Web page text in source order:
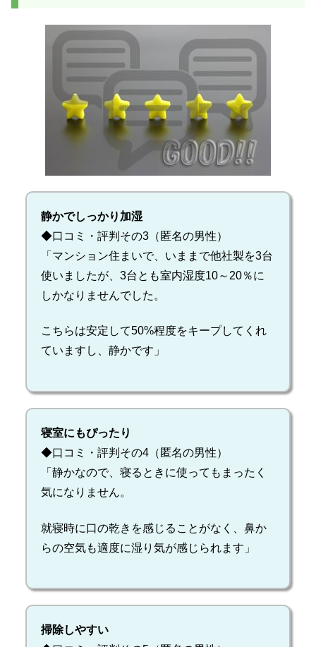
静かでしっかり加湿
◆口コミ・評判その3（匿名の男性）
「マンション住まいで、いままで他社製を3台
使いましたが、3台とも室内湿度10～20％に
しかなりませんでした。
こちらは安定して50%程度をキープしてくれ
ていますし、静かです」
寝室にもぴったり
◆口コミ・評判その4（匿名の男性）
「静かなので、寝るときに使ってもまったく
気になりません。
就寝時に口の乾きを感じることがなく、鼻か
らの空気も適度に湿り気が感じられます」
掃除しやすい